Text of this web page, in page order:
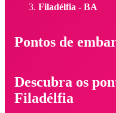
Filadélfia - BA
Pontos de
Descubra os
Filadélfia